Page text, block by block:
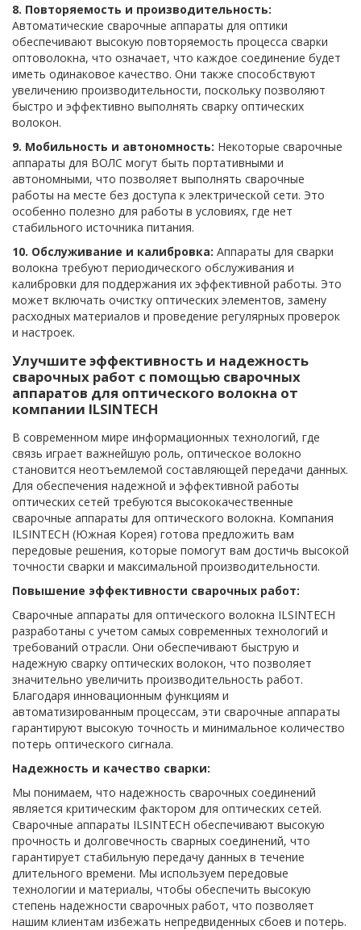
8. Повторяемость и производительность:
Автоматические сварочные аппараты для оптики
обеспечивают высокую повторяемость процесса сварки
оптоволокна, что означает, что каждое соединение будет
иметь одинаковое качество. Они также способствуют
увеличению производительности, поскольку позволяют
быстро и эффективно выполнять сварку оптических
волокон.
9. Мобильность и автономность: Некоторые сварочные
аппараты для ВОЛС могут быть портативными и
автономными, что позволяет выполнять сварочные
работы на месте без доступа к электрической сети. Это
особенно полезно для работы в условиях, где нет
стабильного источника питания.
10. Обслуживание и калибровка: Аппараты для сварки
волокна требуют периодического обслуживания и
калибровки для поддержания их эффективной работы. Это
может включать очистку оптических элементов, замену
расходных материалов и проведение регулярных проверок
и настроек.
Улучшите эффективность и надежность
сварочных работ с помощью сварочных
аппаратов для оптического волокна от
компании ILSINTECH
В современном мире информационных технологий, где
связь играет важнейшую роль, оптическое волокно
становится неотъемлемой составляющей передачи данных.
Для обеспечения надежной и эффективной работы
оптических сетей требуются высококачественные
сварочные аппараты для оптического волокна. Компания
ILSINTECH (Южная Корея) готова предложить вам
передовые решения, которые помогут вам достичь высокой
точности сварки и максимальной производительности.
Повышение эффективности сварочных работ:
Сварочные аппараты для оптического волокна ILSINTECH
разработаны с учетом самых современных технологий и
требований отрасли. Они обеспечивают быструю и
надежную сварку оптических волокон, что позволяет
значительно увеличить производительность работ.
Благодаря инновационным функциям и
автоматизированным процессам, эти сварочные аппараты
гарантируют высокую точность и минимальное количество
потерь оптического сигнала.
Надежность и качество сварки:
Мы понимаем, что надежность сварочных соединений
является критическим фактором для оптических сетей.
Сварочные аппараты ILSINTECH обеспечивают высокую
прочность и долговечность сварных соединений, что
гарантирует стабильную передачу данных в течение
длительного времени. Мы используем передовые
технологии и материалы, чтобы обеспечить высокую
степень надежности сварочных работ, что позволяет
нашим клиентам избежать непредвиденных сбоев и потерь.